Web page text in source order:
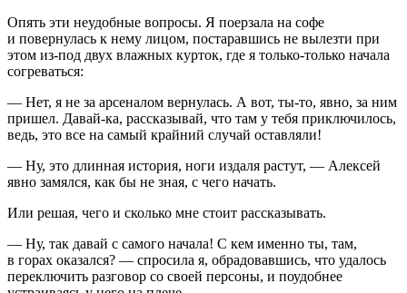
Опять эти неудобные вопросы. Я поерзала на софе
и повернулась к нему лицом, постаравшись не вылезти при
этом из-под двух влажных курток, где я только-только начала
согреваться:
— Нет, я не за арсеналом вернулась. А вот, ты-то, явно, за ним
пришел. Давай-ка, рассказывай, что там у тебя приключилось,
ведь, это все на самый крайний случай оставляли!
— Ну, это длинная история, ноги издаля растут, — Алексей
явно замялся, как бы не зная, с чего начать.
Или решая, чего и сколько мне стоит рассказывать.
— Ну, так давай с самого начала! С кем именно ты, там,
в горах оказался? — спросила я, обрадовавшись, что удалось
переключить разговор со своей персоны, и поудобнее